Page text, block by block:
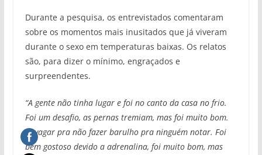
Durante a pesquisa, os entrevistados comentaram
sobre os momentos mais inusitados que já viveram
durante o sexo em temperaturas baixas. Os relatos
são, para dizer o mínimo, engraçados e
surpreendentes.
“A gente não tinha lugar e foi no canto da casa no frio.
Foi um desafio, as pernas tremiam, mas foi muito bom.
Devagar pra não fazer barulho pra ninguém notar. Foi
bem gostoso devido a adrenalina, foi muito bom, mas